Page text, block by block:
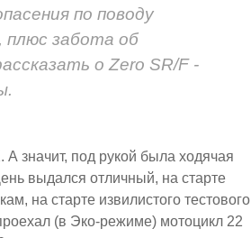
по поводу
плюс забота об
о Zero SR/F -
значит, под рукой была ходячая
выдался отличный, на старте
на старте извилистого тестового
(в Эко-режиме) мотоцикл 22